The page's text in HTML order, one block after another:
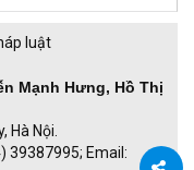
luật
Mạnh Hưng, Hồ Thị
Hà Nội.
39387995; Email: